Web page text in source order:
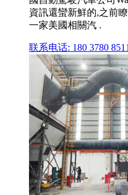
資訊還蠻新鮮的,之前
一家美國相關汽 .
联系电话: 180 3780 8511